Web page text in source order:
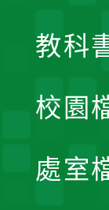
教科
校園
處室